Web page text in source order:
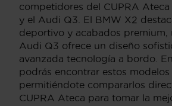
competidores del CUPRA
y el Audi Q3. El BMW X2
deportivo y acabados premium,
Audi Q3 ofrece un diseño
avanzada tecnología a bordo.
podrás encontrar estos modelos
permitiéndote compararlos
CUPRA Ateca para tomar la